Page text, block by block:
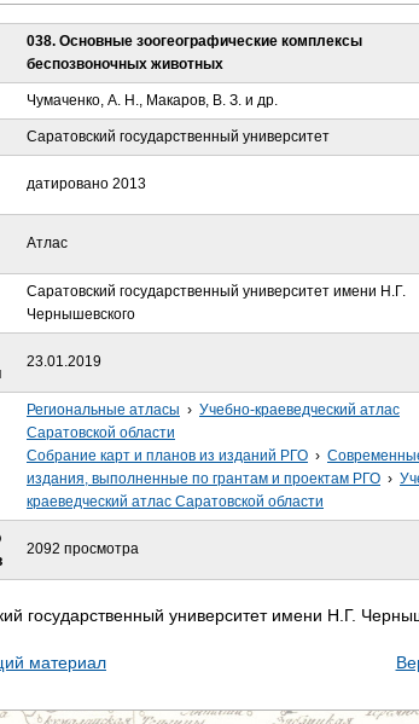
038. Основные зоогеографические комплексы
беспозвоночных животных
Чумаченко, А. Н., Макаров, В. З. и др.
Саратовский государственный университет
датировано 2013
Атлас
Саратовский государственный университет имени Н.Г.
Чернышевского
23.01.2019
Региональные атласы › Учебно-краеведческий атлас
Саратовской области
Собрание карт и планов из изданий РГО ›
издания, выполненные по грантам и проектам РГО ›
краеведческий атлас Саратовской области
2092 просмотра
государственный университет имени Н.Г.
материал